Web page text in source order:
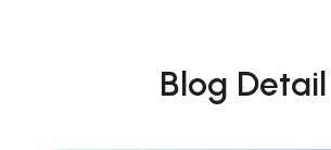
Blog Detail